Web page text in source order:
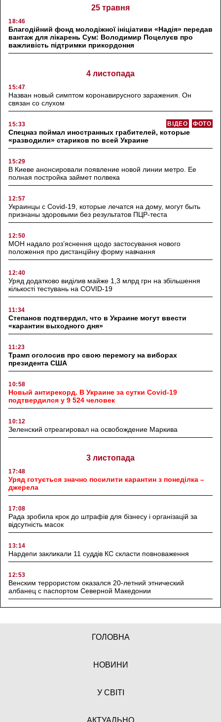
25 травня
18:46
Благодійний фонд молодіжної ініціативи «Надія» передав
вантаж для лікарень Сум: Володимир Поцелуєв про
важливість підтримки прикордоння
4 листопада
15:47
Назван новый симптом коронавирусного заражения. Он
связан со слухом
15:33 ФОТО
ВІДЕО
Спецназ поймал иностранных грабителей, которые
«разводили» стариков по всей Украине
15:29
В Киеве анонсировали появление новой линии метро. Ее
полная постройка займет полвека
12:57
Украинцы с Covid-19, которые лечатся на дому, могут быть
признаны здоровыми без результатов ПЦР-теста
12:50
МОН надало роз’яснення щодо застосування нового
положення про дистанційну форму навчання
12:40
Уряд додатково виділив майже 1,3 млрд грн на збільшення
кількості тестувань на COVID-19
11:34
Степанов подтвердил, что в Украине могут ввести
«карантин выходного дня»
11:23
Трамп оголосив про свою перемогу на виборах
президента США
10:58
Новый антирекорд. В Украине за сутки Covid-19
подтвердился у 9 524 человек
10:12
Зеленский отреагировал на освобождение Маркива
3 листопада
17:48
Уряд готується значно посилити карантин з понеділка –
джерела
17:08
Рада зробила крок до штрафів для бізнесу і організацій за
відсутність масок
13:14
Нардепи закликали 11 суддів КС скласти повноваження
12:53
Венским террористом оказался 20-летний этнический
албанец с паспортом Северной Македонии
ГОЛОВНА
НОВИНИ
У СВІТІ